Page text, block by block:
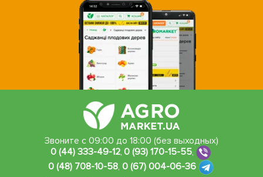
Звоните с 09:00 до 18:00 (без выходных)
0 (44) 333-49-12,0 (93) 170-15-55,
0 (48) 708-10-58, 0 (67) 004-06-36